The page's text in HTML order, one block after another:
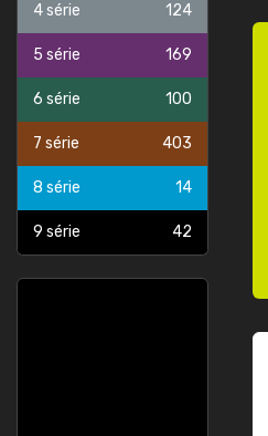
4 série 124
5 série 169
6 série 100
7 série 403
8 série 14
9 série 42